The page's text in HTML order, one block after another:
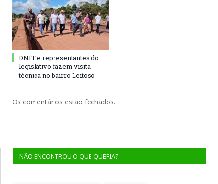
DNIT e representantes do
legislativo fazem visita
técnica no bairro Leitoso
Os comentários estão fechados.
NÃO ENCONTROU O QUE QUERIA?